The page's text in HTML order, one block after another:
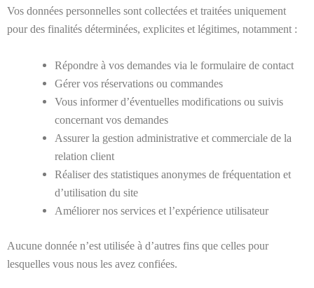
Vos données personnelles sont collectées et traitées uniquement
pour des finalités déterminées, explicites et légitimes, notamment :
Répondre à vos demandes via le formulaire de contact
Gérer vos réservations ou commandes
Vous informer d’éventuelles modifications ou suivis
concernant vos demandes
Assurer la gestion administrative et commerciale de la
relation client
Réaliser des statistiques anonymes de fréquentation et
d’utilisation du site
Améliorer nos services et l’expérience utilisateur
Aucune donnée n’est utilisée à d’autres fins que celles pour
lesquelles vous nous les avez confiées.